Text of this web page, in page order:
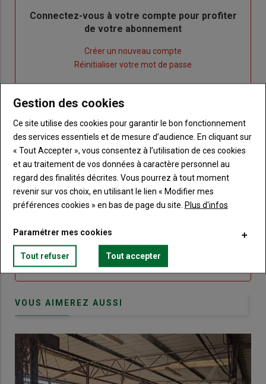
Body
Connectez-vous à votre compte pour profiter
de votre abonnement
compte"
Créer un nouveau compte
mot
de
passe"
Réinitialiser votre mot de passe
"Je
titre
TITRE CRÉEZ UN COMPTE
BodyChoisissez votre formule et créez votre
Lien Créez un compte
VOUS AIMEREZ AUSSI
Gestion des cookies
Ce site utilise des cookies pour garantir le bon fonctionnement
des services essentiels et de mesure d’audience. En cliquant sur
« Tout Accepter », vous consentez à l’utilisation de ces cookies
et au traitement de vos données à caractère personnel au
regard des finalités décrites. Vous pourrez à tout moment
revenir sur vos choix, en utilisant le lien « Modifier mes
préférences cookies » en bas de page du site. Plus d'infos
Paramétrer mes cookies
Tout refuser Tout accepter